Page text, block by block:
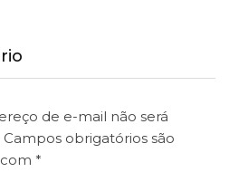
de e-mail não será
Campos obrigatórios são
*